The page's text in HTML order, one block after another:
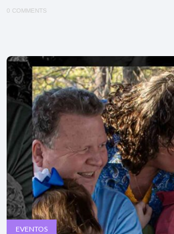
0 COMMENTS
EVENTOS